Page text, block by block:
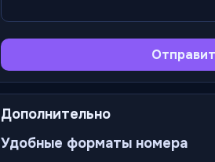
Дополнительно
Удобные форматы номера